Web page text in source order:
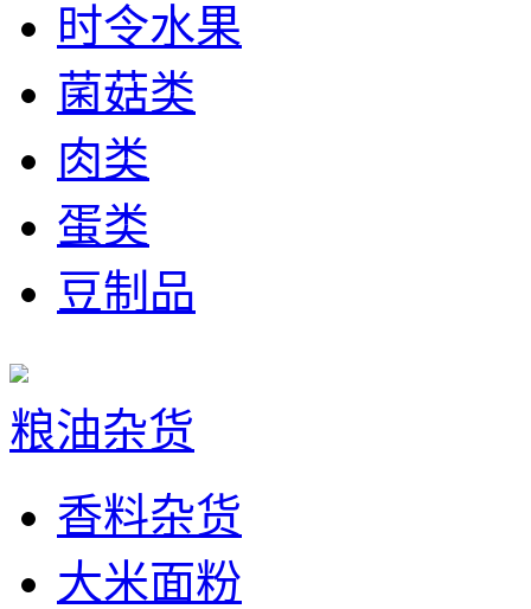
时令水果
菌菇类
肉类
蛋类
豆制品
粮油杂货
香料杂货
大米面粉